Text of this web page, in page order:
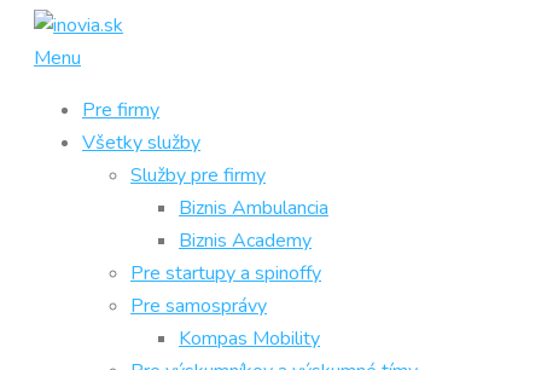
Prejsť
Menu
Pre firmy
Všetky služby
Služby pre firmy
Biznis Ambulancia
Biznis Academy
Pre startupy a spinoffy
Pre samosprávy
Kompas Mobility